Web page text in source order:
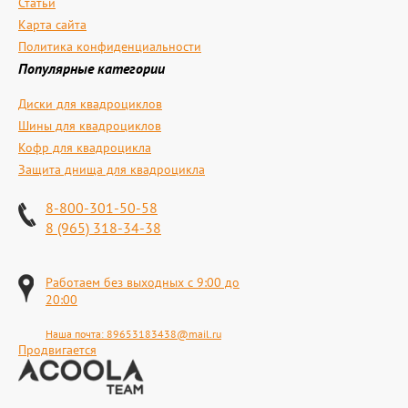
Карта сайта
Политика конфиденциальности
Популярные категории
Диски для квадроциклов
Шины для квадроциклов
Кофр для квадроцикла
Защита днища для квадроцикла
8-800-301-50-58
8 (965) 318-34-38
Работаем без выходных с 9:00 до
20:00
Наша почта: 89653183438@mail.ru
Продвигается